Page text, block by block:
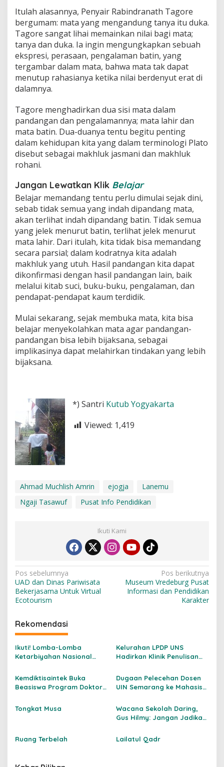
Itulah alasannya, Penyair Rabindranath Tagore
bergumam: mata yang mengandung tanya itu duka.
Tagore sangat lihai memainkan nilai bagi mata;
tanya dan duka. Ia ingin mengungkapkan sebuah
ekspresi, perasaan, pengalaman batin, yang
tergambar dalam mata, bahwa mata tak dapat
menutup rahasianya ketika nilai berdenyut erat di
dalamnya.
Tagore menghadirkan dua sisi mata dalam
pandangan dan pengalamannya; mata lahir dan
mata batin. Dua-duanya tentu begitu penting
dalam kehidupan kita yang dalam terminologi Plato
disebut sebagai makhluk jasmani dan makhluk
rohani.
Jangan Lewatkan Klik Belajar
Belajar memandang tentu perlu dimulai sejak dini,
sebab tidak semua yang indah dipandang mata,
akan terlihat indah dipandang batin. Tidak semua
yang jelek menurut batin, terlihat jelek menurut
mata lahir. Dari itulah, kita tidak bisa memandang
secara parsial; dalam kodratnya kita adalah
makhluk yang utuh. Hasil pandangan kita dapat
dikonfirmasi dengan hasil pandangan lain, baik
melalui kitab suci, buku-buku, pengalaman, dan
pendapat-pendapat kaum terdidik.
Mulai sekarang, sejak membuka mata, kita bisa
belajar menyekolahkan mata agar pandangan-
pandangan bisa lebih bijaksana, sebagai
implikasinya dapat melahirkan tindakan yang lebih
bijaksana.
*) Santri Kutub Yogyakarta
Viewed: 1,419
Ahmad Muchlish Amrin ejogja
Lanemu
Ngaji Tasawuf
Pusat Info Pendidikan
Ikuti Kami
N
a
v
i
g
a
s
i
p
s
Pos sebelumnya
UAD dan Dinas Pariwisata
Bekerjasama Untuk Virtual
Ecotourism
Pos berikutnya
Museum Vredeburg Pusat
Informasi dan Pendidikan
Karakter
Rekomendasi
Ikuti! Lomba-Lomba
Ketarbiyahan Nasional
Kelurahan LPDP UNS
Hadirkan Klinik Penulisan
Tembus Jurnal
Internasional
Kemdiktisaintek Buka
Beasiswa Program Doktor
Dugaan Pelecehan Dosen
UIN Semarang ke Mahasiswi
Nurani
Tongkat Musa
Wacana Sekolah Daring,
Gus Hilmy: Jangan Jadikan
Kebijakan Energi
Ruang Terbelah Lailatul Qadr